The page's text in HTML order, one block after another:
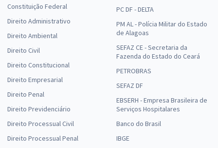
Constituição Federal
Direito Administrativo
Direito Ambiental
Direito Civil
Direito Constitucional
Direito Empresarial
Direito Penal
Direito Previdenciário
Direito Processual Civil
Direito Processual Penal
PC DF - DELTA
PM AL - Polícia Militar do Estado
de Alagoas
SEFAZ CE - Secretaria da
Fazenda do Estado do Ceará
PETROBRAS
SEFAZ DF
EBSERH - Empresa Brasileira de
Serviços Hospitalares
Banco do Brasil
IBGE